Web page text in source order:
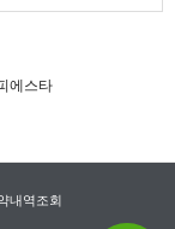
에스타
내역조회